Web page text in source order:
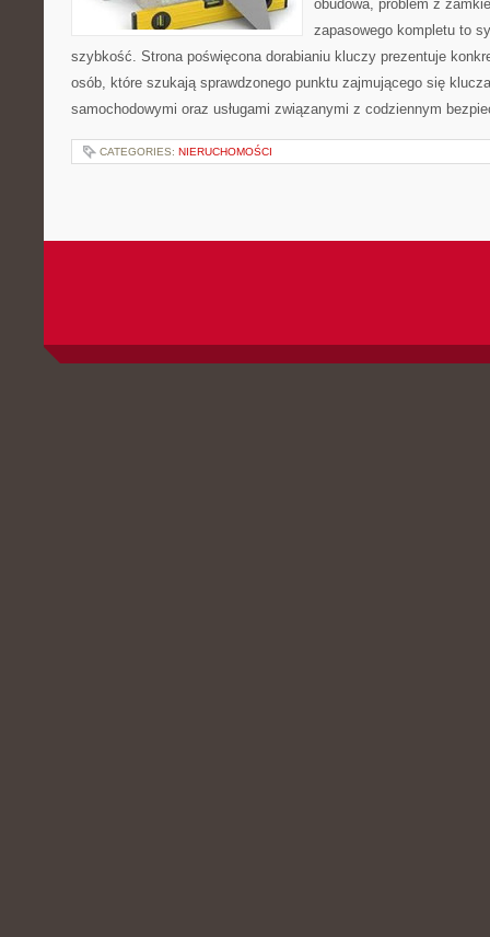
obudowa, problem z
zapasowego kompletu to
szybkość. Strona poświęcona dorabianiu kluczy prezentuje
osób, które szukają sprawdzonego punktu zajmującego się
samochodowymi oraz usługami związanymi z codziennym
CATEGORIES: NIERUCHOMOŚCI